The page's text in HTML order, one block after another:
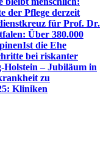
der Pflege derzeit
für Prof. Dr.
Über 380.000
Ist die Ehe
bei riskanter
Holstein – Jubiläum in
zu
Kliniken